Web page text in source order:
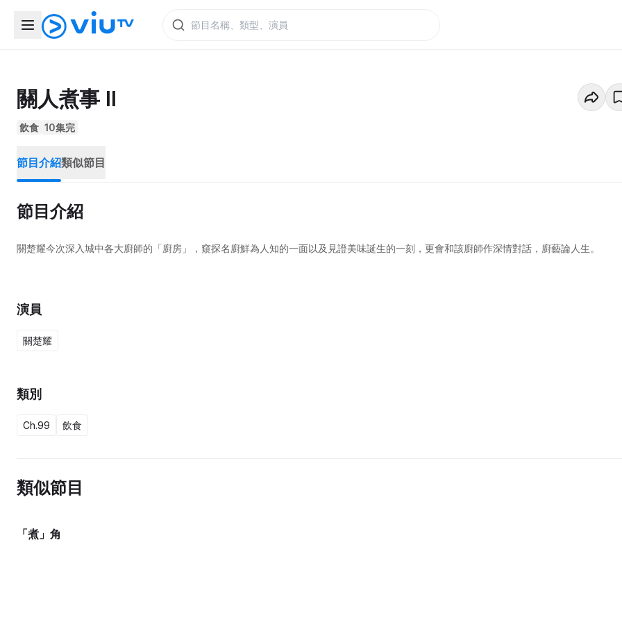
關人煮事 II
飲食 10集完
節目介紹類似節目
節目介紹
關楚耀今次深入城中各大廚師的「廚房」，窺探名廚鮮為人知的一面以及見證美味誕生的一刻，更會和該廚師作深情對話，廚藝論人生。
演員
關楚耀
類別
Ch.99 飲食
類似節目
「煮」角